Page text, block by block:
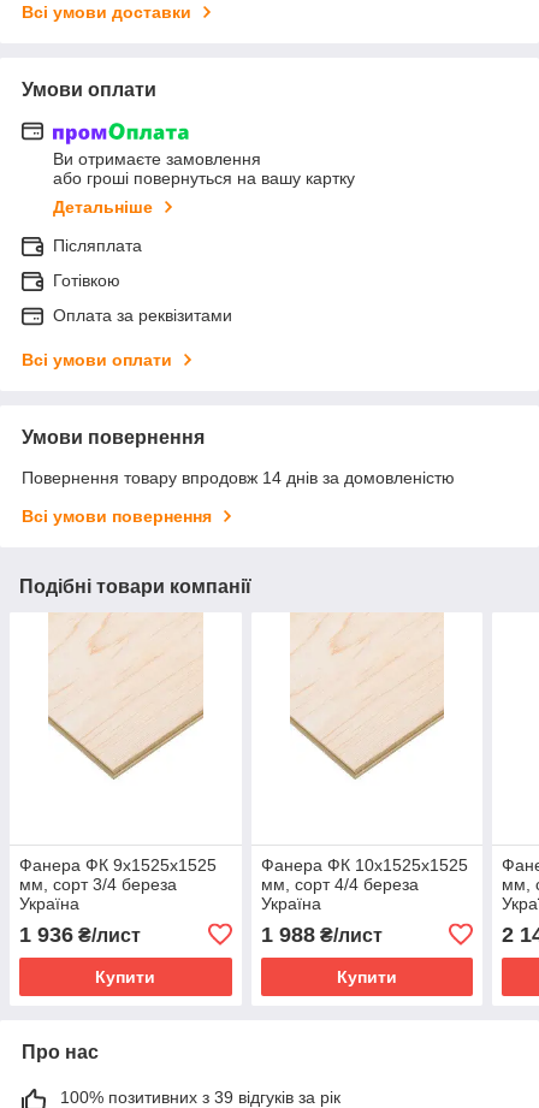
Всі умови доставки
Умови оплати
Ви отримаєте замовлення
або гроші повернуться на вашу картку
Детальніше
Післяплата
Готівкою
Оплата за реквізитами
Всі умови оплати
Умови повернення
Повернення товару впродовж 14 днів за домовленістю
Всі умови повернення
Подібні товари компанії
Фанера ФК 9х1525х1525
мм, сорт 3/4 береза
Україна
1 936 ₴/лист
Купити
Фанера ФК 10х1525х1525
мм, сорт 4/4 береза
Україна
1 988₴/лист
Купити
мм,
2
Про нас
100% позитивних з 39 відгуків за рік